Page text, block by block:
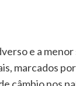
e a
marcados